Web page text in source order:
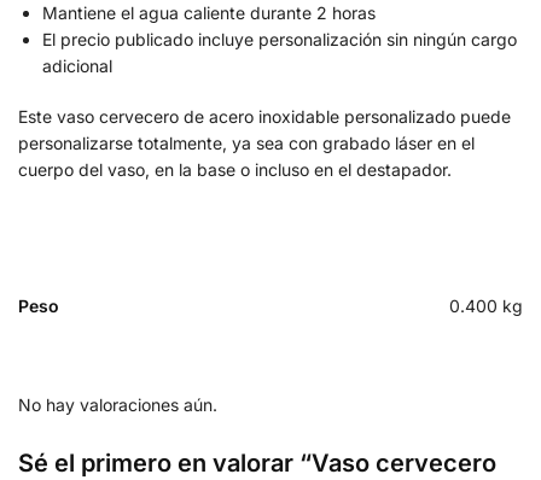
Mantiene el agua caliente durante 2 horas
El precio publicado incluye personalización sin ningún cargo
adicional
Este vaso cervecero de acero inoxidable personalizado puede
personalizarse totalmente, ya sea con grabado láser en el
cuerpo del vaso, en la base o incluso en el destapador.
Peso 0.400 kg
No hay valoraciones aún.
Sé el primero en valorar “Vaso cervecero